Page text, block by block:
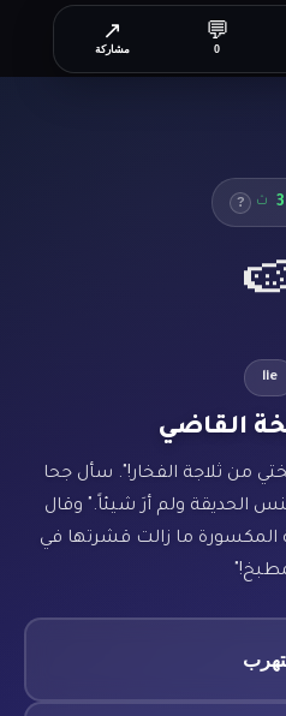
3 ث ?
lie
القاضي
من ثلاجة الفخار!". سأل جحا
الحديقة ولم أرَ شيئاً." وقال
المكسورة ما زالت قشرتها في
💬
0
↗
مشاركة